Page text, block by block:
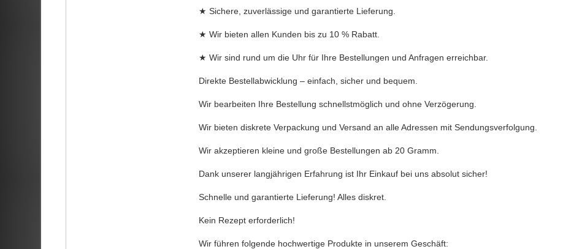
★ Sichere, zuverlässige und garantierte Lieferung.
★ Wir bieten allen Kunden bis zu 10 % Rabatt.
★ Wir sind rund um die Uhr für Ihre Bestellungen und Anfragen erreichbar.
Direkte Bestellabwicklung – einfach, sicher und bequem.
Wir bearbeiten Ihre Bestellung schnellstmöglich und ohne Verzögerung.
Wir bieten diskrete Verpackung und Versand an alle Adressen mit Sendungsverfolgung.
Wir akzeptieren kleine und große Bestellungen ab 20 Gramm.
Dank unserer langjährigen Erfahrung ist Ihr Einkauf bei uns absolut sicher!
Schnelle und garantierte Lieferung! Alles diskret.
Kein Rezept erforderlich!
Wir führen folgende hochwertige Produkte in unserem Geschäft: